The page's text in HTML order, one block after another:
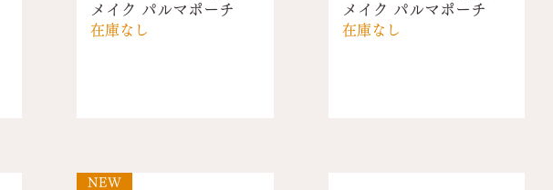
メイク パルマポーチ
在庫なし
メイク パルマポーチ
在庫なし
NEW